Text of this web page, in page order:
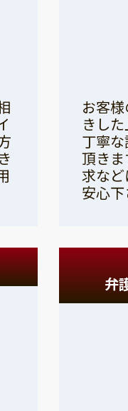
お客
きし
丁寧
頂き
求な
安心下
弁